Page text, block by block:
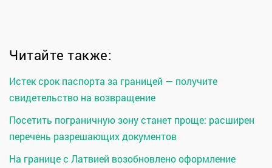
Читайте также:
Истек срок паспорта за границей — получите
свидетельство на возвращение
Посетить пограничную зону станет проще: расширен
перечень разрешающих документов
На границе с Латвией возобновлено оформление